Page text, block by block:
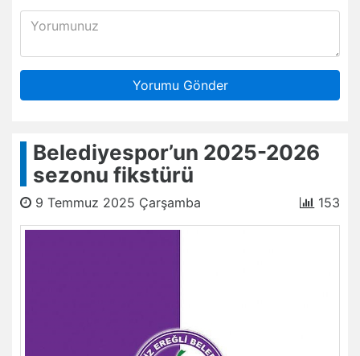
Yorumu Gönder
Belediyespor’un 2025-2026
sezonu fikstürü
9 Temmuz 2025 Çarşamba 153